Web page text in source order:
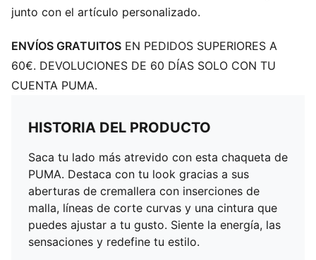
junto con el artículo personalizado.
ENVÍOS GRATUITOS EN PEDIDOS SUPERIORES A
60€. DEVOLUCIONES DE 60 DÍAS SOLO CON TU
CUENTA PUMA.
HISTORIA DEL PRODUCTO
Saca tu lado más atrevido con esta chaqueta de
PUMA. Destaca con tu look gracias a sus
aberturas de cremallera con inserciones de
malla, líneas de corte curvas y una cintura que
puedes ajustar a tu gusto. Siente la energía, las
sensaciones y redefine tu estilo.